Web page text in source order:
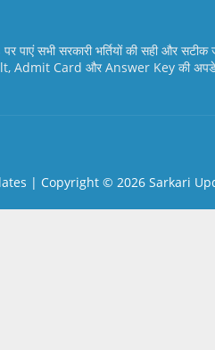
सभी सरकारी भर्तियों की सही और सटीक
Admit Card और Answer Key की
| Copyright © 2026 Sarkari